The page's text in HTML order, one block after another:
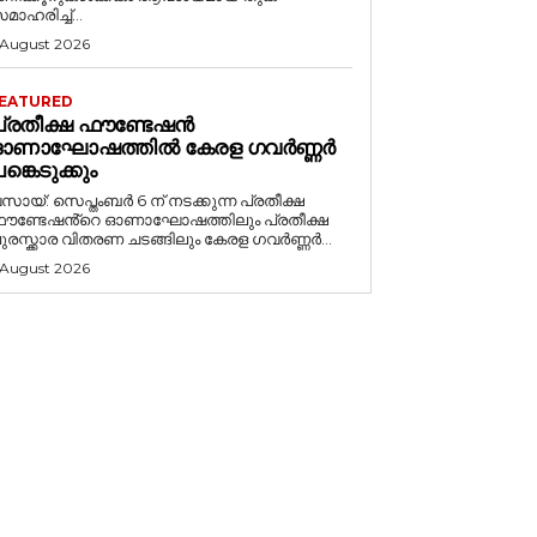
2026
ഫൗണ്ടേഷൻ
കേരള ഗവർണ്ണർ
സെപ്തംബർ 6 ന് നടക്കുന്ന പ്രതീക്ഷ
ഓണാഘോഷത്തിലും പ്രതീക്ഷ
വിതരണ ചടങ്ങിലും കേരള ഗവർണ്ണർ...
2026